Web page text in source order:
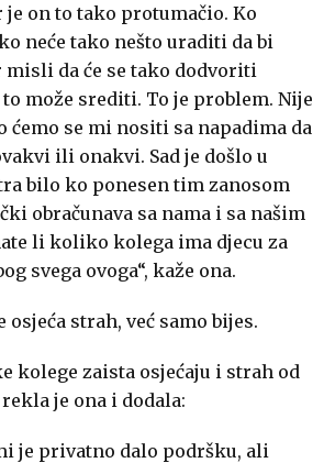
on to tako protumačio. Ko
neće tako nešto uraditi da bi
misli da će se tako dodvoriti
može srediti. To je problem. Nije
ćemo se mi nositi sa napadima da
ili onakvi. Sad je došlo u
bilo ko ponesen tim zanosom
obračunava sa nama i sa našim
li koliko kolega ima djecu za
svega ovoga“, kaže ona.
osjeća strah, već samo bijes.
kolege zaista osjećaju i strah od
rekla je ona i dodala:
je privatno dalo podršku, ali